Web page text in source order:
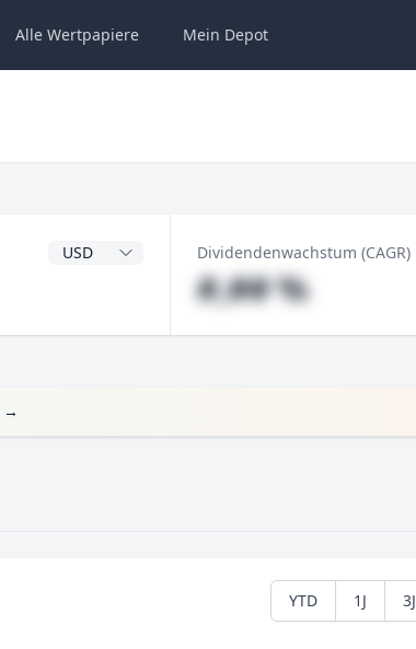
Alle Wertpapiere Mein Depot
DividendenwährungDividendenwachstum (CAGR)
#,## %
→
YTD 1J 3J